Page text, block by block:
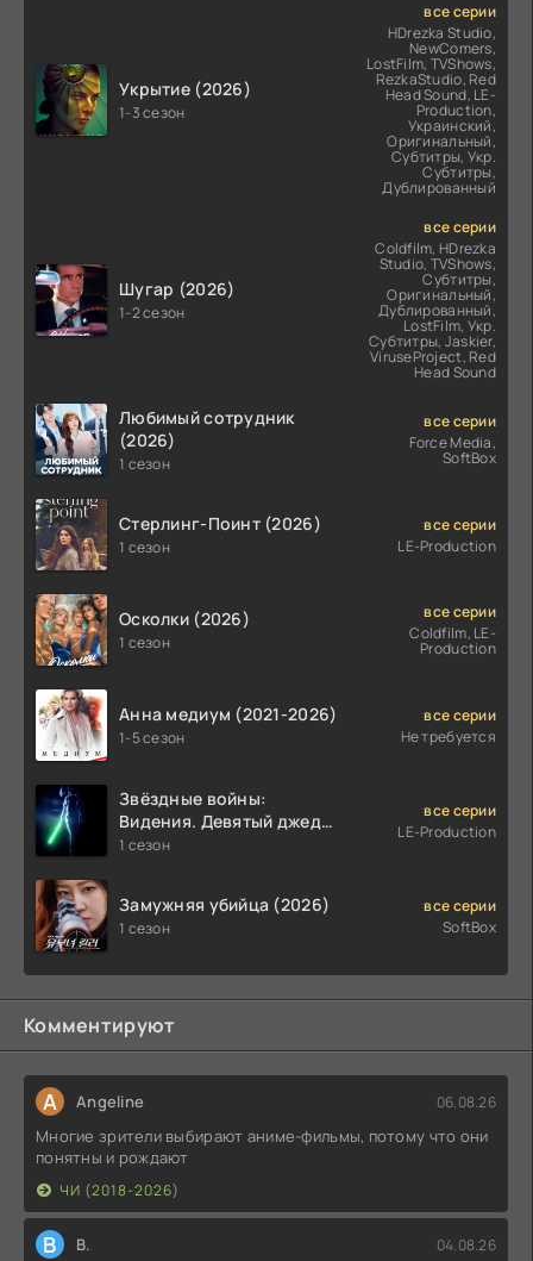
Укрытие (2026)
1-3 сезон
все серии
HDrezka Studio,
NewComers,
LostFilm, TVShows,
RezkaStudio, Red
Head Sound, LE-
Production,
Украинский,
Оригинальный,
Субтитры, Укр.
Субтитры,
Дублированный
Шугар (2026)
1-2 сезон
все серии
Coldfilm, HDrezka
Studio, TVShows,
Субтитры,
Оригинальный,
Дублированный,
LostFilm, Укр.
Субтитры, Jaskier,
ViruseProject, Red
Head Sound
Любимый сотрудник
(2026)
1 сезон
все серии
Force Media,
SoftBox
Стерлинг-Поинт (2026)
1 сезон
все серии
LE-Production
Осколки (2026)
1 сезон
все серии
Coldfilm, LE-
Production
Анна медиум (2021-2026)
1-5 сезон
все серии
Не требуется
Звёздные войны:
Видения. Девятый джедай
(2026)
1 сезон
все серии
LE-Production
Замужняя убийца (2026)
1 сезон
все серии
SoftBox
Комментируют
A Angeline 06.08.26
Многие зрители выбирают аниме-фильмы, потому что они
понятны и рождают
ЧИ (2018-2026)
В В. 04.08.26